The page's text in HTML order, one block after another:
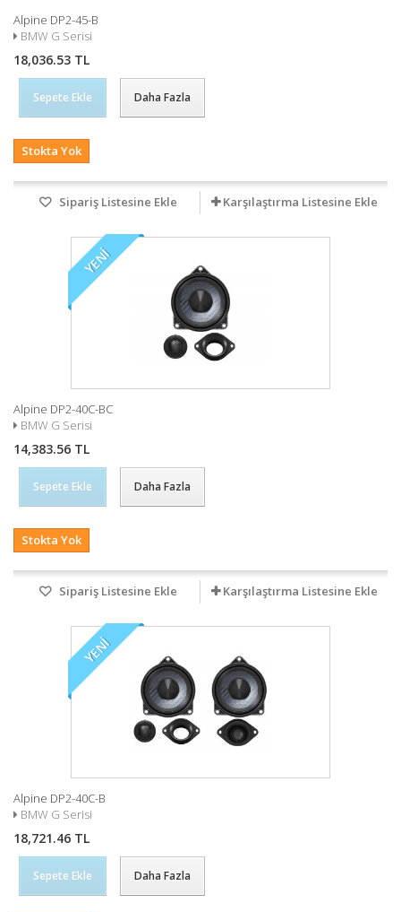
Alpine DP2-45-B
BMW G Serisi
18,036.53 TL
Sepete Ekle Daha Fazla
Stokta Yok
Sipariş Listesine Ekle Karşılaştırma Listesine Ekle
YENI
Alpine DP2-40C-BC
BMW G Serisi
14,383.56 TL
Sepete Ekle Daha Fazla
Stokta Yok
Sipariş Listesine Ekle Karşılaştırma Listesine Ekle
YENI
Alpine DP2-40C-B
BMW G Serisi
18,721.46 TL
Sepete Ekle Daha Fazla